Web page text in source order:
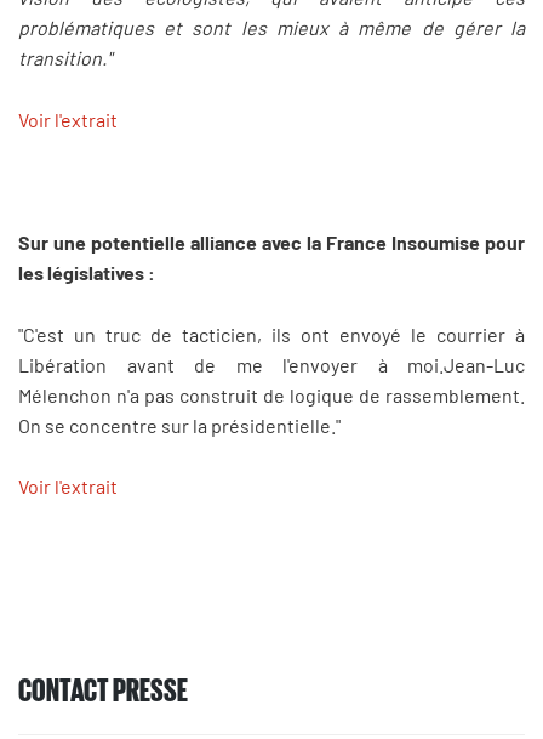
problématiques et sont les mieux à même de gérer la
transition."
Voir l'extrait
Sur une potentielle alliance avec la France Insoumise pour
les législatives :
"C'est un truc de tacticien, ils ont envoyé le courrier à
Libération avant de me l'envoyer à moi.Jean-Luc
Mélenchon n'a pas construit de logique de rassemblement.
On se concentre sur la présidentielle."
Voir l'extrait
CONTACT PRESSE